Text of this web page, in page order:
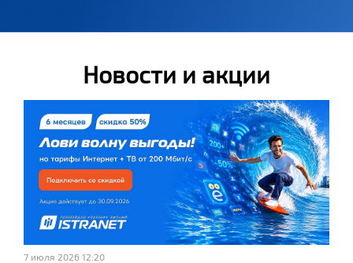
Новости и акции
7 июля 2026 12:20